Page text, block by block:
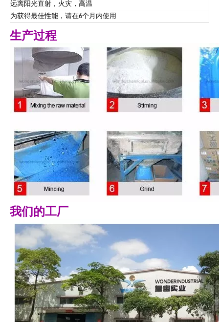
远离阳光直射，火灾，高温
为获得最佳性能，请在6个月内使用
生产过程
我们的工厂